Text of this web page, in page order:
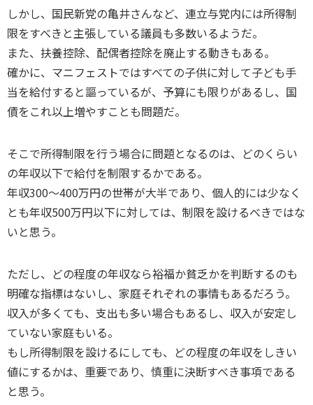
しかし、国民新党の亀井さんなど、連立与党内には所得制
限をすべきと主張している議員も多数いるようだ。
また、扶養控除、配偶者控除を廃止する動きもある。
確かに、マニフェストではすべての子供に対して子ども手
当を給付すると謳っているが、予算にも限りがあるし、国
債をこれ以上増やすことも問題だ。
そこで所得制限を行う場合に問題となるのは、どのくらい
の年収以下で給付を制限するかである。
年収300～400万円の世帯が大半であり、個人的には少なく
とも年収500万円以下に対しては、制限を設けるべきではな
いと思う。
ただし、どの程度の年収なら裕福か貧乏かを判断するのも
明確な指標はないし、家庭それぞれの事情もあるだろう。
収入が多くても、支出も多い場合もあるし、収入が安定し
ていない家庭もいる。
もし所得制限を設けるにしても、どの程度の年収をしきい
値にするかは、重要であり、慎重に決断すべき事項である
と思う。